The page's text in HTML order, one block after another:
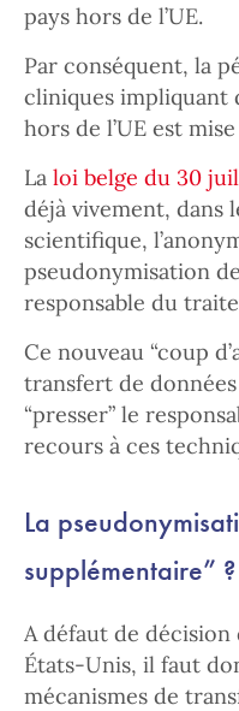
pays hors de l’UE.
Par conséquent, la
cliniques impliquant
hors de l’UE est
La loi belge du 30
déjà vivement, dans
scientifique,
pseudonymisation
responsable du
Ce nouveau “coup
transfert de
“presser” le
recours à ces
La
supplémentaire” ?
A défaut de décision
États-Unis, il faut
mécanismes de